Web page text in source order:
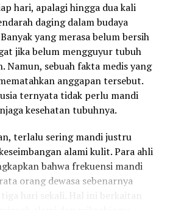
hari, apalagi hingga dua kali
daging dalam budaya
yang merasa belum bersih
jika belum mengguyur tubuh
Namun, sebuah fakta medis yang
anggapan tersebut.
ternyata tidak perlu mandi
kesehatan tubuhnya.
terlalu sering mandi justru
alami kulit. Para ahli
bahwa frekuensi mandi
orang dewasa sebenarnya
hari sekali. Hal ini berkaitan